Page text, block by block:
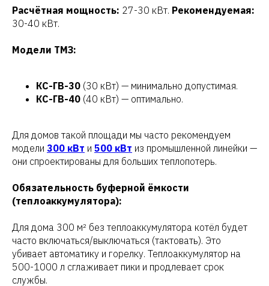
Расчётная мощность: 27-30 кВт. Рекомендуемая:
30-40 кВт.
Модели ТМЗ:
КС-ГВ-30 (30 кВт) — минимально допустимая.
КС-ГВ-40 (40 кВт) — оптимально.
Для домов такой площади мы часто рекомендуем
модели 300 кВт и 500 кВт из промышленной линейки —
они спроектированы для больших теплопотерь.
Обязательность буферной ёмкости
(теплоаккумулятора):
Для дома 300 м² без теплоаккумулятора котёл будет
часто включаться/выключаться (тактовать). Это
убивает автоматику и горелку. Теплоаккумулятор на
500-1000 л сглаживает пики и продлевает срок
службы.
или по +7 863 279-99-77
мессенджеры
Согласен с обработкой персональных
данныхсогласнополитике
конфиденциальности
стоимости котельной и разработку
коммерческого предложения
нескольких ценных вариантах